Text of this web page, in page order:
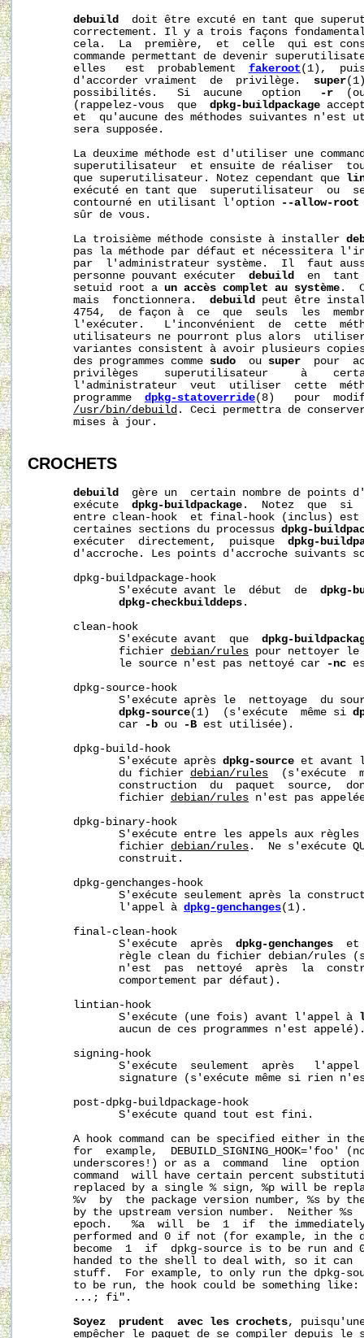
debuild
doit être excuté en tant que
correctement. Il y a trois façons
cela.  La  première,  et  celle  qui est
commande permettant de devenir
       elles   est  probablement
fakeroot (1),
       d'accorder vraiment  de  privilège.
super
       possibilités.   Si  aucune   option
-r
       (rappelez-vous  que
dpkg-buildpackage
et  qu'aucune des méthodes suivantes n'est
       sera supposée.
La deuxime méthode est d'utiliser une
superutilisateur  et ensuite de réaliser
       que superutilisateur. Notez cependant que
exécuté en tant que  superutilisateur  ou
       contourné en utilisant l'option
--allow-root
       sûr de vous.
       La troisième méthode consiste à installer
pas la méthode par défaut et nécessitera
par  l'administrateur système.  Il  faut
       personne pouvant exécuter
debuild
en  tant
       setuid root a
un accès complet au système .
       mais  fonctionnera.
debuild peut être
4754,  de façon à  ce  que  seuls  les
l'exécuter.   L'inconvénient  de  cette
utilisateurs ne pourront plus alors
variantes consistent à avoir plusieurs
       des programmes comme
sudo
  ou
super
pour
privilèges    superutilisateur     à
l'administrateur  veut  utiliser  cette
       programme
dpkg-statoverride(8)   pour
/usr/bin/debuild . Ceci permettra de
       mises à jour.
CROCHETS
debuild
gère un  certain nombre de points
       exécute
dpkg-buildpackage .  Notez  que  si
entre clean-hook  et final-hook (inclus)
       certaines sections du processus
dpkg-
       exécuter  directement,  puisque
dpkg-
d'accroche. Les points d'accroche suivants
       dpkg-buildpackage-hook
              S'exécute avant le  début  de
dpkg-
dpkg-checkbuilddeps .
       clean-hook
              S'exécute avant  que
dpkg-
              fichier
debian/rules pour nettoyer le
              le source n'est pas nettoyé car
-nc
       dpkg-source-hook
S'exécute après le  nettoyage  du
dpkg-source(1)  (s'exécute  même si
              car
-b ou -B est utilisée).
       dpkg-build-hook
              S'exécute après
dpkg-source et avant
              du fichier
debian/rules
(s'exécute
construction  du  paquet  source,
              fichier
debian/rules n'est pas
       dpkg-binary-hook
S'exécute entre les appels aux
              fichier
debian/rules .  Ne s'exécute
              construit.
       dpkg-genchanges-hook
S'exécute seulement après la
              l'appel à
dpkg-genchanges(1).
       final-clean-hook
              S'exécute  après
dpkg-genchanges
et
règle clean du fichier debian/rules
n'est  pas  nettoyé  après  la
              comportement par défaut).
       lintian-hook
              S'exécute (une fois) avant l'appel à
aucun de ces programmes n'est
       signing-hook
S'exécute  seulement  après
signature (s'exécute même si rien
       post-dpkg-buildpackage-hook
              S'exécute quand tout est fini.
A hook command can be specified either in
for  example,  DEBUILD_SIGNING_HOOK='foo'
underscores!) or as a  command  line
command  will have certain percent
replaced by a single % sign, %p will be
%v  by  the package version number, %s by
by the upstream version number.  Neither %s
epoch.   %a  will  be  1  if  the
performed and 0 if not (for example, in the
become  1  if  dpkg-source is to be run and
handed to the shell to deal with, so it can
stuff.  For example, to only run the dpkg-
to be run, the hook could be something
       ...; fi".
Soyez  prudent  avec les crochets,
empêcher le paquet de se compiler depuis le